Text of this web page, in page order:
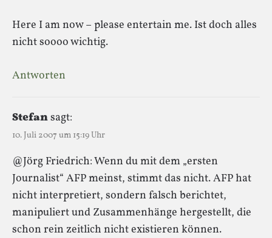
Here I am now – please entertain me. Ist doch alles
nicht soooo wichtig.
Antworten
Stefansagt:
10. Juli 2007 um 15:19 Uhr
@Jörg Friedrich: Wenn du mit dem „ersten
Journalist“ AFP meinst, stimmt das nicht. AFP hat
nicht interpretiert, sondern falsch berichtet,
manipuliert und Zusammenhänge hergestellt, die
schon rein zeitlich nicht existieren können.